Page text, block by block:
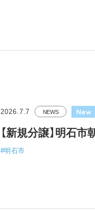
2026.7.7 NEWS New
【新規分譲】明石
#明石市